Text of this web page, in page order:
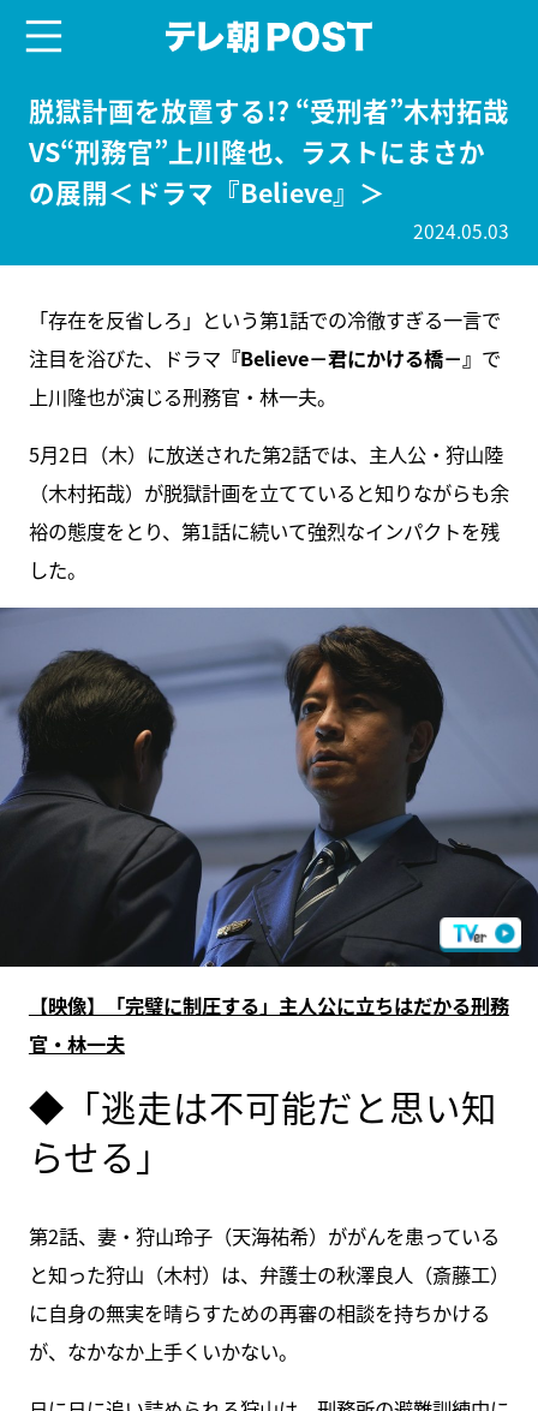
脱獄計画を放置する!? “受刑者”木村拓哉
VS“刑務官”上川隆也、ラストにまさか
の展開＜ドラマ『Believe』＞
2024.05.03
「存在を反省しろ」という第1話での冷徹すぎる一言で
注目を浴びた、ドラマ 『Believe－君にかける橋－』 で
上川隆也が演じる刑務官・林一夫。
5月2日（木）に放送された第2話では、主人公・狩山陸
（木村拓哉）が脱獄計画を立てていると知りながらも余
裕の態度をとり、第1話に続いて強烈なインパクトを残
した。
【映像】「完璧に制圧する」主人公に立ちはだかる刑務
官・林一夫
◆「逃走は不可能だと思い知
らせる」
第2話、妻・狩山玲子（天海祐希）ががんを患っている
と知った狩山（木村）は、弁護士の秋澤良人（斎藤工）
に自身の無実を晴らすための再審の相談を持ちかける
が、なかなか上手くいかない。